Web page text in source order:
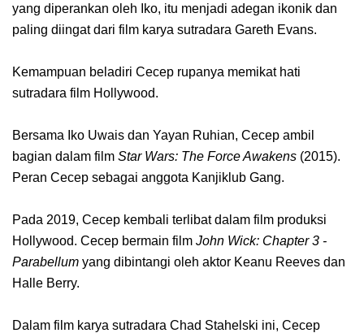
yang diperankan oleh Iko, itu menjadi adegan ikonik dan
paling diingat dari film karya sutradara Gareth Evans.
Kemampuan beladiri Cecep rupanya memikat hati
sutradara film Hollywood.
Bersama Iko Uwais dan Yayan Ruhian, Cecep ambil
bagian dalam film Star Wars: The Force Awakens (2015).
Peran Cecep sebagai anggota Kanjiklub Gang.
Pada 2019, Cecep kembali terlibat dalam film produksi
Hollywood. Cecep bermain film John Wick: Chapter 3 -
Parabellum yang dibintangi oleh aktor Keanu Reeves dan
Halle Berry.
Dalam film karya sutradara Chad Stahelski ini, Cecep